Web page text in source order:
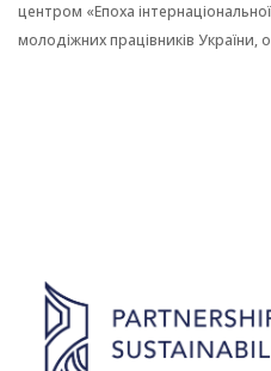
центром «Епоха
молодіжних працівників України,